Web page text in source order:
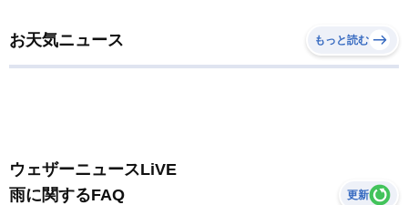
お天気ニュース もっと読む
ウェザーニュースLiVE
雨に関するFAQ
更新